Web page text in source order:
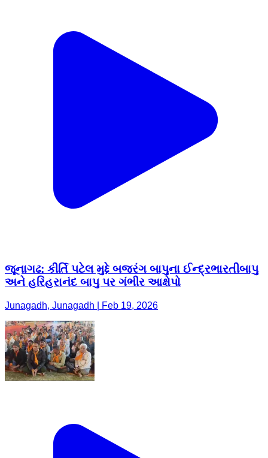
જૂનાગઢ: કીર્તિ પટેલ મુદ્દે બજરંગ બાપુના ઈન્દ્રભારતીબાપુ
અને હરિહરાનંદ બાપુ પર ગંભીર આક્ષેપો
Junagadh, Junagadh | Feb 19, 2026